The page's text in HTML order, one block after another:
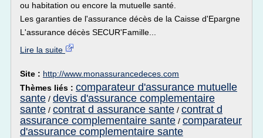
ou habitation ou encore la mutuelle santé.
Les garanties de l'assurance décès de la Caisse d'Epargne
L'assurance décès SECUR'Famille...
Lire la suite
Site : http://www.monassurancedeces.com
Thèmes liés : comparateur d'assurance mutuelle
sante / devis d'assurance complementaire
sante / contrat d assurance sante / contrat d
assurance complementaire sante / comparateur
d'assurance complementaire sante